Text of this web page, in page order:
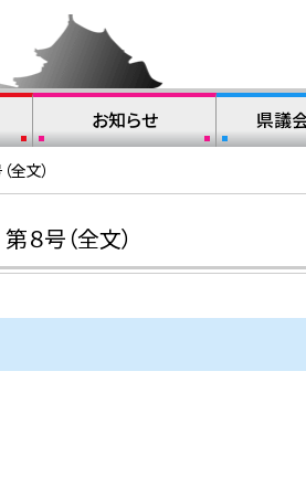
お知らせ 県議
文）
号（全文）